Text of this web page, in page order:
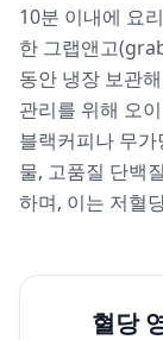
10분 이내에 요
한 그랩앤고
동안 냉장 보관
관리를 위해 오
블랙커피나 무
물, 고품질 단백
하며, 이는 저혈
혈당